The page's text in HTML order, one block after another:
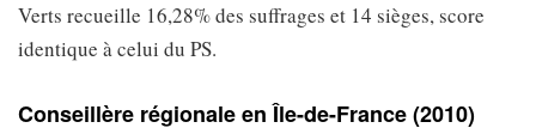
Verts recueille 16,28% des suffrages et 14 sièges, score
identique à celui du PS.
Conseillère régionale en Île-de-France (2010)